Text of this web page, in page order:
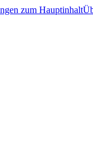
zum Hauptinhalt